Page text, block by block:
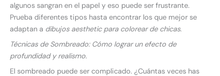
algunos sangran en el papel y eso puede ser frustrante.
Prueba diferentes tipos hasta encontrar los que mejor se
adaptan a dibujos aesthetic para colorear de chicas.
Técnicas de Sombreado: Cómo lograr un efecto de
profundidad y realismo.
El sombreado puede ser complicado. ¿Cuántas veces has